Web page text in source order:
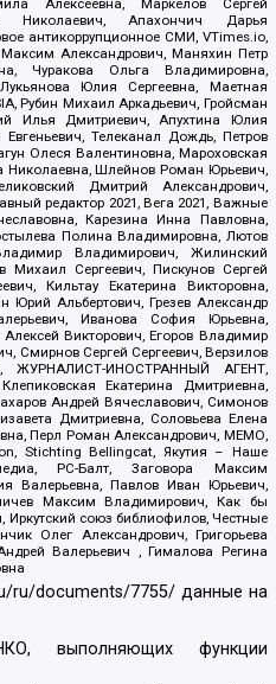
Алексеевна, Маркелов Сергей
Николаевич, Апахончич Дарья
антикоррупционное СМИ, VTimes.io,
Александрович, Маняхин Петр
Чуракова Ольга Владимировна,
Юлия Сергеевна, Маетная
Рубин Михаил Аркадьевич, Гройсман
Илья Дмитриевич, Апухтина Юлия
Телеканал Дождь, Петров
Олеся Валентиновна, Мароховская
Николаевна, Шлейнов Роман Юрьевич,
Дмитрий Александрович,
редактор 2021, Вега 2021, Важные
Карезина Инна Павловна,
Полина Владимировна, Лютов
Владимирович, Жилинский
Михаил Сергеевич, Пискунов Сергей
Кильтау Екатерина Викторовна,
Альбертович, Грезев Александр
Иванова София Юрьевна,
Викторович, Егоров Владимир
Смирнов Сергей Сергеевич, Верзилов
ЖУРНАЛИСТ-ИНОСТРАННЫЙ АГЕНТ,
Екатерина Дмитриевна,
Андрей Вячеславович, Симонов
Дмитриевна, Соловьева Елена
Перл Роман Александрович, МЕМО,
Stichting Bellingcat, Якутия – Наше
РС-Балт, Заговора Максим
Валерьевна, Павлов Иван Юрьевич,
Максим Владимирович, Как бы
Иркутский союз библиофилов, Честные
Олег Александрович, Григорьева
Валерьевич , Гималова Регина
ru/documents/7755/ данные на
выполняющих функции